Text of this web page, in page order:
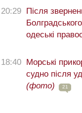
20:29
Після
одеські
18:40
Морські
судно після
(фото)
21